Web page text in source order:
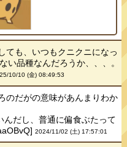
ても、いつもクニクニになっ
い品種なんだろうか、、、。
10/10 (金) 08:49:53
のだがの意味があんまりわか
だし、普通に偏食ぶたって
2024/11/02 (土) 17:57:01